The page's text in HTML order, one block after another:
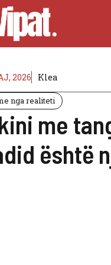
2026 Klea
nga realiteti
me
është